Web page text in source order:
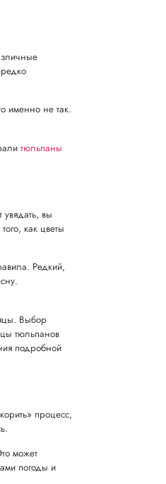
именно не так.
тюльпаны
вы
как цветы
Редкий,
Выбор
тюльпанов
подробной
процесс,
может
погоды и